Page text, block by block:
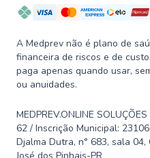
A Medprev não é plano de
financeira de riscos e de
paga apenas quando usar,
ou anuidades.
MEDPREV.ONLINE
62 / Inscrição Municipal:
Djalma Dutra, n° 683, sala 04,